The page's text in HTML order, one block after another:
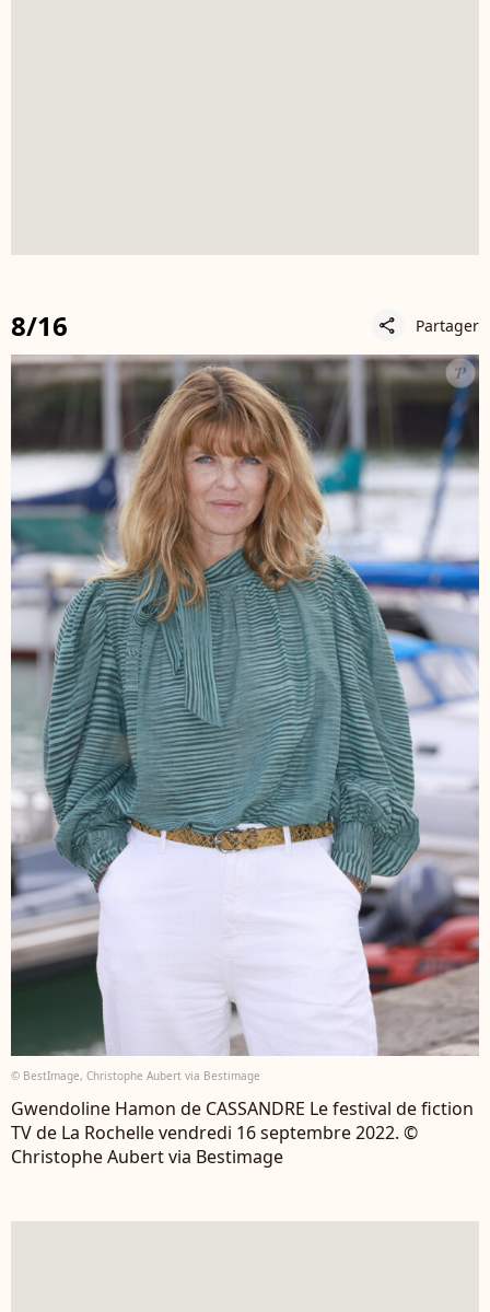
8/16 share Partager
© BestImage, Christophe Aubert via Bestimage
Gwendoline Hamon de CASSANDRE Le festival de fiction
TV de La Rochelle vendredi 16 septembre 2022. ©
Christophe Aubert via Bestimage